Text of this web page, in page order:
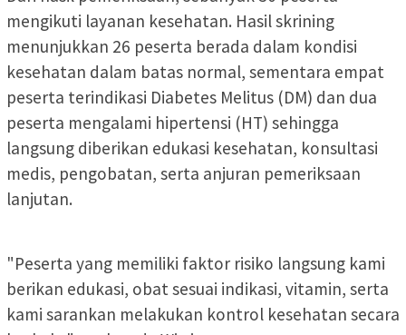
mengikuti layanan kesehatan. Hasil skrining
menunjukkan 26 peserta berada dalam kondisi
kesehatan dalam batas normal, sementara empat
peserta terindikasi Diabetes Melitus (DM) dan dua
peserta mengalami hipertensi (HT) sehingga
langsung diberikan edukasi kesehatan, konsultasi
medis, pengobatan, serta anjuran pemeriksaan
lanjutan.
"Peserta yang memiliki faktor risiko langsung kami
berikan edukasi, obat sesuai indikasi, vitamin, serta
kami sarankan melakukan kontrol kesehatan secara